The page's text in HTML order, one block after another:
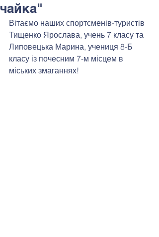
чайка"
Вітаємо наших спортсменів-туристів
Тищенко Ярослава, учень 7 класу та
Липовецька Марина, учениця 8-Б
класу із почесним 7-м місцем в
міських змаганнях!